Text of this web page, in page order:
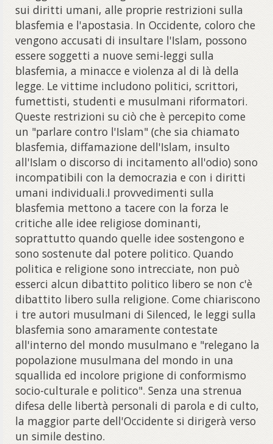
sui diritti umani, alle proprie restrizioni sulla
blasfemia e l'apostasia. In Occidente, coloro che
vengono accusati di insultare l'Islam, possono
essere soggetti a nuove semi-leggi sulla
blasfemia, a minacce e violenza al di là della
legge. Le vittime includono politici, scrittori,
fumettisti, studenti e musulmani riformatori.
Queste restrizioni su ciò che è percepito come
un "parlare contro l'Islam" (che sia chiamato
blasfemia, diffamazione dell'Islam, insulto
all'Islam o discorso di incitamento all'odio) sono
incompatibili con la democrazia e con i diritti
umani individuali.I provvedimenti sulla
blasfemia mettono a tacere con la forza le
critiche alle idee religiose dominanti,
soprattutto quando quelle idee sostengono e
sono sostenute dal potere politico. Quando
politica e religione sono intrecciate, non può
esserci alcun dibattito politico libero se non c'è
dibattito libero sulla religione. Come chiariscono
i tre autori musulmani di Silenced, le leggi sulla
blasfemia sono amaramente contestate
all'interno del mondo musulmano e "relegano la
popolazione musulmana del mondo in una
squallida ed incolore prigione di conformismo
socio-culturale e politico". Senza una strenua
difesa delle libertà personali di parola e di culto,
la maggior parte dell'Occidente si dirigerà verso
un simile destino.